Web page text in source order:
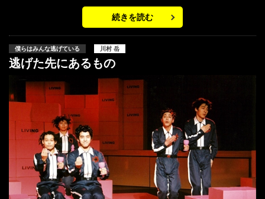
続きを読む
僕らはみんな逃げている 川村 岳
逃げた先にあるもの